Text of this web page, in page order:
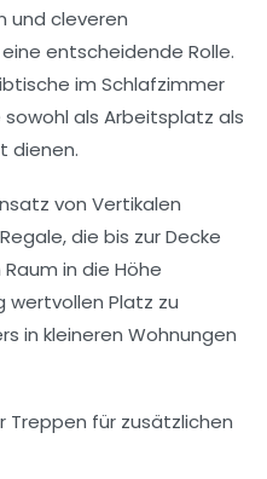
und cleveren
entscheidende Rolle.
im Schlafzimmer
als Arbeitsplatz als
dienen.
von Vertikalen
die bis zur Decke
in die Höhe
wertvollen Platz zu
in kleineren Wohnungen
Treppen für zusätzlichen